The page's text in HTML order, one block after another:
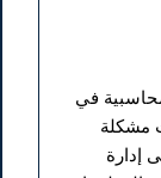
في
مشكلة
إدارة